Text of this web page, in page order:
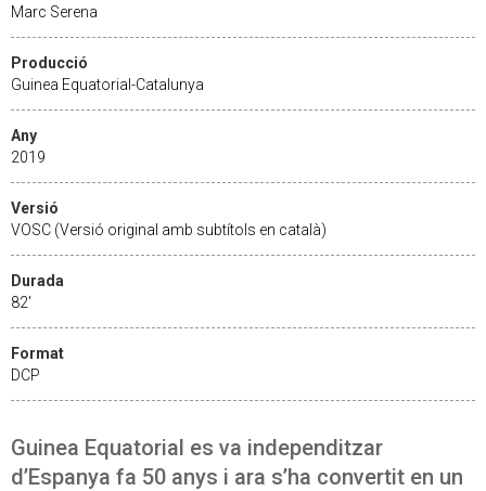
Marc Serena
Producció
Guinea Equatorial-Catalunya
Any
2019
Versió
VOSC (Versió original amb subtítols en català)
Durada
82'
Format
DCP
Guinea Equatorial es va independitzar
d’Espanya fa 50 anys i ara s’ha convertit en un